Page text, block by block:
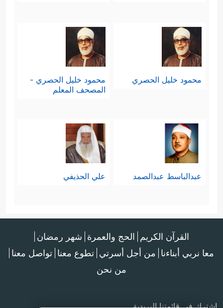
الجنس بضبطها وتوجيهها الوجهة التي
تخدم الحياة، وتُسهِم في استقرارها
﴿إِنَّ عَذَابَ رَبِّهِمۡ غَیۡرُ مَأۡمُونࣲ﴿٢٩﴾
إِلَّا عَلَىٰۤ
أَزۡوَ ٰ⁠جِهِمۡ أَوۡ مَا مَلَكَتۡ أَیۡمَـٰنُهُمۡ فَإِنَّهُمۡ غَیۡرُ مَلُومِینَ
﴿٣٠﴾
فَمَنِ ٱبۡتَغَىٰ وَرَاۤءَ ذَ ٰ⁠لِكَ فَأُوْلَــٰۤىِٕكَ هُمُ
ٱلۡعَادُونَ﴾.
أكبر بكثيرٍ مما تُحيط به عبارة، أو
تستوعِبه إشارة؛ فليس من موظّفٍ في
الدولة مِن حاكمهاالأعلى
محمود خليل الحصري
محمود خليل الحصري -
المصحف المعلم
عبدالباسط عبدالصمد علي الحذيفي
القرآن الكريم الحج والعمرة شهر رمضان
معا نربي أبناءنا من أجل أسرتي تطوع معنا تواصل معنا
من نحن
اشترك في قائمتنا البريدية